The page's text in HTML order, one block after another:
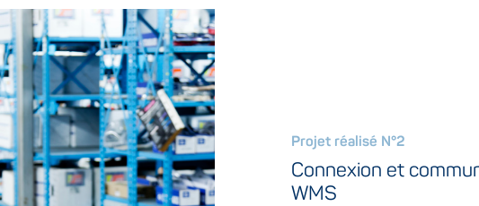
Projet réalisé N°2
Connexion et
WMS